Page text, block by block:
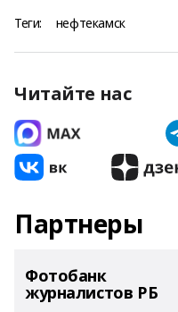
Теги: нефтекамск
Читайте нас
Партнеры
Фотобанк
журналистов РБ